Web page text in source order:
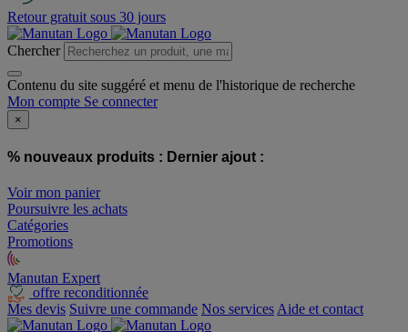
Retour gratuit sous 30 jours
Chercher
Contenu du site suggéré et menu de l'historique de recherche
Mon compte Se connecter
×
% nouveaux produits : Dernier ajout :
Voir mon panier
Poursuivre les achats
Catégories
Promotions
Manutan Expert
offre reconditionnée
Mes devis Suivre une commande Nos services Aide et contact